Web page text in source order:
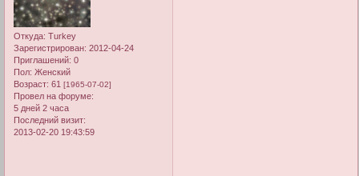
Откуда: Turkey
Зарегистрирован: 2012-04-24
Приглашений: 0
Пол: Женский
Возраст: 61 [1965-07-02]
Провел на форуме:
5 дней 2 часа
Последний визит:
2013-02-20 19:43:59